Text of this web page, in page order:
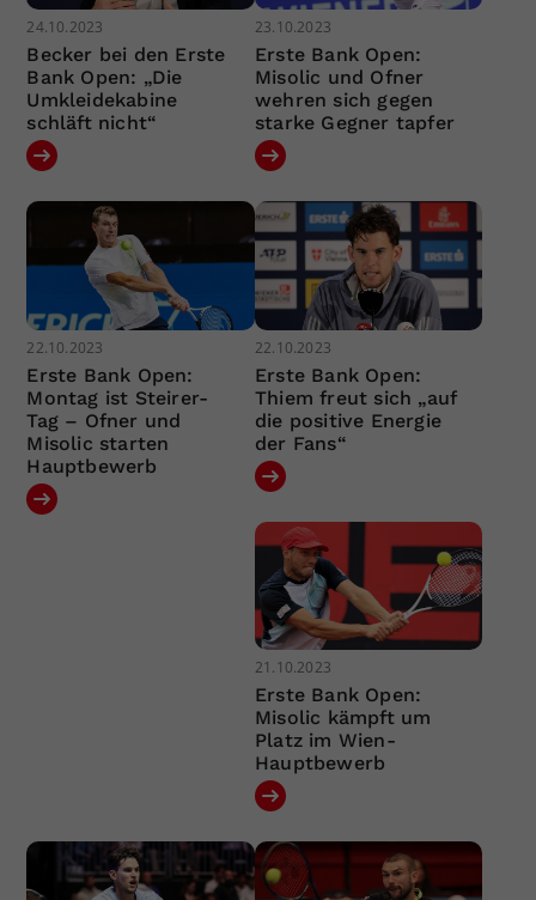
24.10.2023
Becker bei den Erste
Bank Open: „Die
Umkleidekabine
schläft nicht“
23.10.2023
Erste Bank Open:
Misolic und Ofner
wehren sich gegen
starke Gegner tapfer
22.10.2023
Erste Bank Open:
Montag ist Steirer-
Tag – Ofner und
Misolic starten
Hauptbewerb
22.10.2023
Erste Bank Open:
Thiem freut sich „auf
die positive Energie
der Fans“
21.10.2023
Erste Bank Open:
Misolic kämpft um
Platz im Wien-
Hauptbewerb